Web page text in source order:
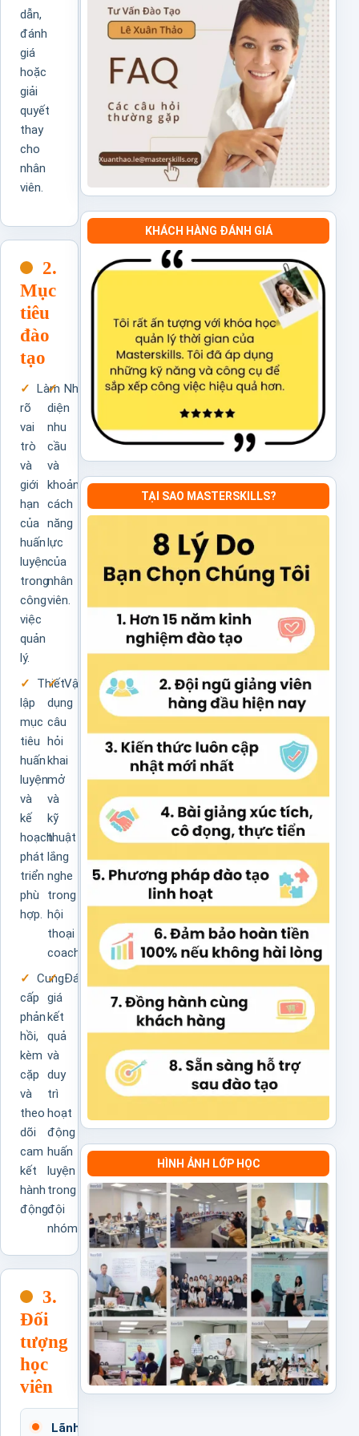
dẫn,
đánh
giá
hoặc
giải
quyết
thay
cho
nhân
viên.
2.
Mục
tiêu
đào
tạo
Làm
rõ
vai
trò
và
giới
hạn
của
huấn
luyện
trong
công
việc
quản
lý.
Nhận
diện
nhu
cầu
và
khoảng
cách
năng
lực
của
nhân
viên.
Thiết
lập
mục
tiêu
huấn
luyện
và
kế
hoạch
phát
triển
phù
hợp.
Vận
dụng
câu
hỏi
khai
mở
và
kỹ
thuật
lắng
nghe
trong
hội
thoại
coaching.
Cung
cấp
phản
hồi,
kèm
cặp
và
theo
dõi
cam
kết
hành
động.
Đánh
giá
kết
quả
và
duy
trì
hoạt
động
huấn
luyện
trong
đội
nhóm.
3.
Đối
tượng
học
viên
Lãnh đạo và quản lý
KHÁCH HÀNG ĐÁNH GIÁ
TẠI SAO MASTERSKILLS?
HÌNH ẢNH LỚP HỌC